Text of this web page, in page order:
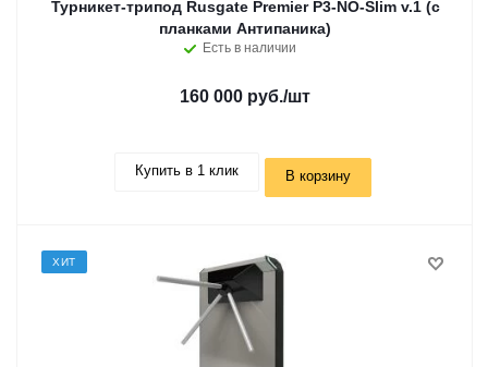
Турникет-трипод Rusgate Premier P3-NO-Slim v.1 (с
планками Антипаника)
Есть в наличии
160 000 руб./шт
Купить в 1 клик В корзину
ХИТ